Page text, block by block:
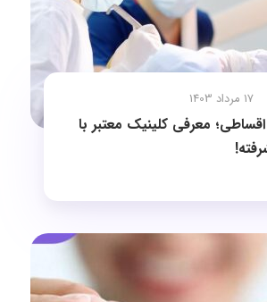
17 مرداد 1403
معرفی کلینیک معتبر با